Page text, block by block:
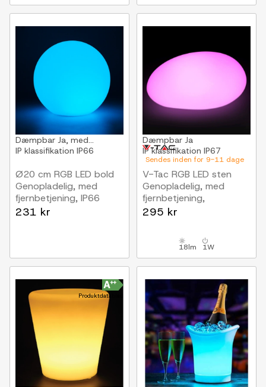
Dæmpbar Ja, med...
IP klassifikation IP66
Ø20 cm RGB LED bold
Genopladelig, med
fjernbetjening, IP66
231 kr
Sendes inden for 9-11 dage
Dæmpbar Ja
IP klassifikation IP67
V-Tac RGB LED sten
Genopladelig, med
fjernbetjening,
33x25x17 cm
295 kr
18lm 1W
Produktdatablad